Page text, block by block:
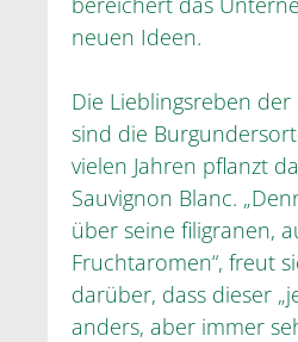
neuen Ideen.
Die Lieblingsreben der
sind die
vielen Jahren pflanzt
Sauvignon Blanc.
über seine filigranen,
Fruchtaromen“, freut
darüber, dass dieser
anders, aber immer